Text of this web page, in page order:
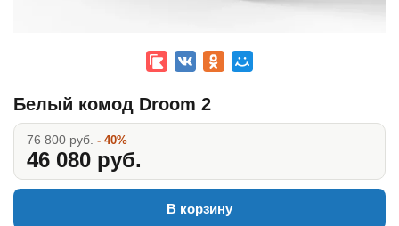
Белый комод Droom 2
76 800 руб. - 40%
46 080 руб.
В корзину